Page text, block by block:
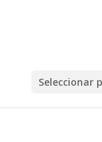
Seleccionar